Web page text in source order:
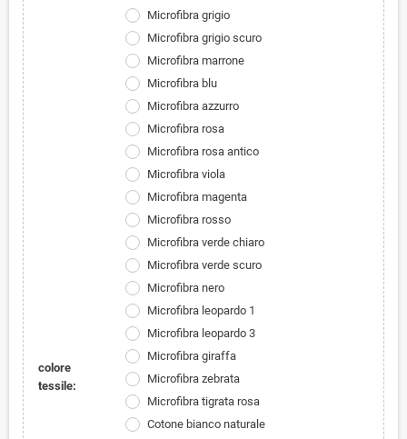
colore
tessile:
Microfibra grigio
Microfibra grigio scuro
Microfibra marrone
Microfibra blu
Microfibra azzurro
Microfibra rosa
Microfibra rosa antico
Microfibra viola
Microfibra magenta
Microfibra rosso
Microfibra verde chiaro
Microfibra verde scuro
Microfibra nero
Microfibra leopardo 1
Microfibra leopardo 3
Microfibra giraffa
Microfibra zebrata
Microfibra tigrata rosa
Cotone bianco naturale